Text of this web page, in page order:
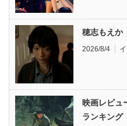
穂志もえか
2026/8/4
映画レビュ
ランキング